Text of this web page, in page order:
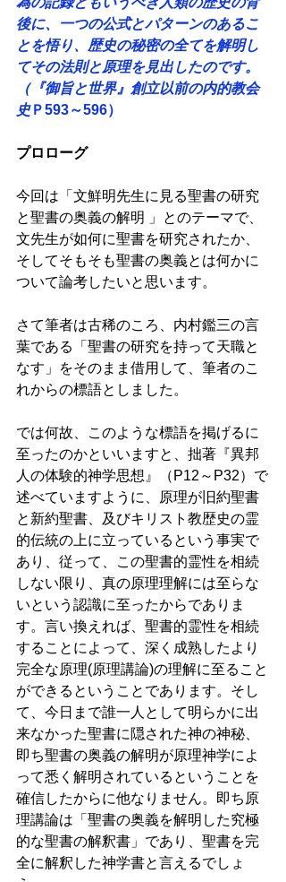
後に、一つの公式とパターンのあるこ
とを悟り、歴史の秘密の全てを解明し
てその法則と原理を見出したのです。
（『御旨と世界』創立以前の内的教会
史Ｐ593～596）
プロローグ
今回は「文鮮明先生に見る聖書の研究
と聖書の奥義の解明 」とのテーマで、
文先生が如何に聖書を研究されたか、
そしてそもそも聖書の奥義とは何かに
ついて論考したいと思います。
さて筆者は古稀のころ、内村鑑三の言
葉である「聖書の研究を持って天職と
なす」をそのまま借用して、筆者のこ
れからの標語としました。
では何故、このような標語を掲げるに
至ったのかといいますと、拙著『異邦
人の体験的神学思想』（P12～P32）で
述べていますように、原理が旧約聖書
と新約聖書、及びキリスト教歴史の霊
的伝統の上に立っているという事実で
あり、従って、この聖書的霊性を相続
しない限り、真の原理理解には至らな
いという認識に至ったからでありま
す。言い換えれば、聖書的霊性を相続
することによって、深く成熟したより
完全な原理(原理講論)の理解に至ること
ができるということであります。そし
て、今日まで誰一人として明らかに出
来なかった聖書に隠された神の神秘、
即ち聖書の奥義の解明が原理神学によ
って悉く解明されているということを
確信したからに他なりません。即ち原
理講論は「聖書の奥義を解明した究極
的な聖書の解釈書」であり、聖書を完
全に解釈した神学書と言えるでしょ